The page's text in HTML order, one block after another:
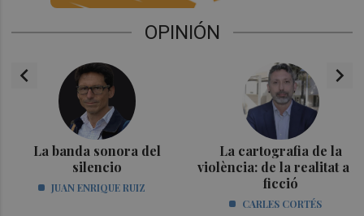
OPINIÓN
chevron_left
La banda sonora del
silencio
JUAN ENRIQUE RUIZ
La cartografia de la
violència: de la realitat a la
ficció
CARLES CORTÉS
chevron_right